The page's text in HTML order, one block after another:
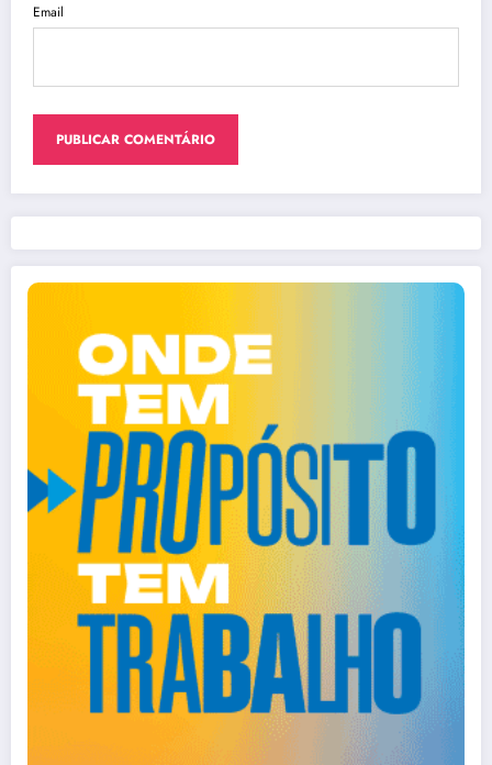
Email